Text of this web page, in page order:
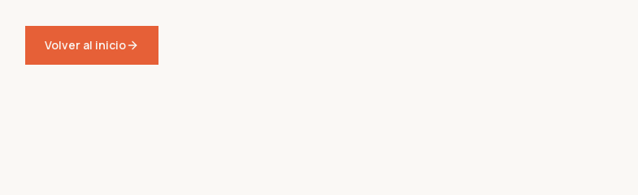
Volver al inicio